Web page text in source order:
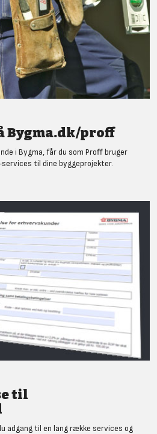
Bygma.dk/proff
i Bygma, får du som Proff bruger
til dine byggeprojekter.
til
adgang til en lang række services og